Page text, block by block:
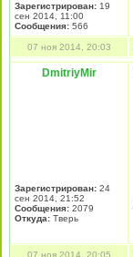
Зарегистрирован: 19
сен 2014, 11:00
Сообщения: 566
07 ноя 2014, 20:03
DmitriyMir
Зарегистрирован: 24
сен 2014, 21:52
Сообщения: 2079
Откуда: Тверь
07 ноя 2014, 20:05